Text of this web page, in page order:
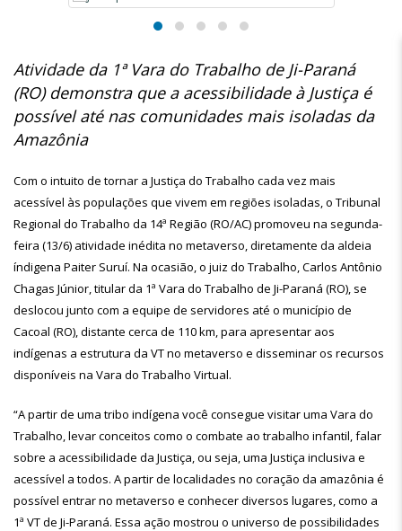
Atividade da 1ª Vara do Trabalho de Ji-Paraná
(RO) demonstra que a acessibilidade à Justiça é
possível até nas comunidades mais isoladas da
Amazônia
Com o intuito de tornar a Justiça do Trabalho cada vez mais
acessível às populações que vivem em regiões isoladas, o Tribunal
Regional do Trabalho da 14ª Região (RO/AC) promoveu na segunda-
feira (13/6) atividade inédita no metaverso, diretamente da aldeia
índigena Paiter Suruí. Na ocasião, o juiz do Trabalho, Carlos Antônio
Chagas Júnior, titular da 1ª Vara do Trabalho de Ji-Paraná (RO), se
deslocou junto com a equipe de servidores até o município de
Cacoal (RO), distante cerca de 110 km, para apresentar aos
indígenas a estrutura da VT no metaverso e disseminar os recursos
disponíveis na Vara do Trabalho Virtual.
“A partir de uma tribo indígena você consegue visitar uma Vara do
Trabalho, levar conceitos como o combate ao trabalho infantil, falar
sobre a acessibilidade da Justiça, ou seja, uma Justiça inclusiva e
acessível a todos. A partir de localidades no coração da amazônia é
possível entrar no metaverso e conhecer diversos lugares, como a
1ª VT de Ji-Paraná. Essa ação mostrou o universo de possibilidades